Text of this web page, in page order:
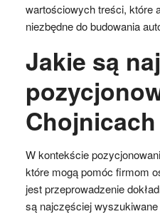
wartościowych treści, które
niezbędne do budowania
Jakie są
Chojnicach
W kontekście
które mogą pomóc firmom
jest przeprowadzenie
są najczęściej